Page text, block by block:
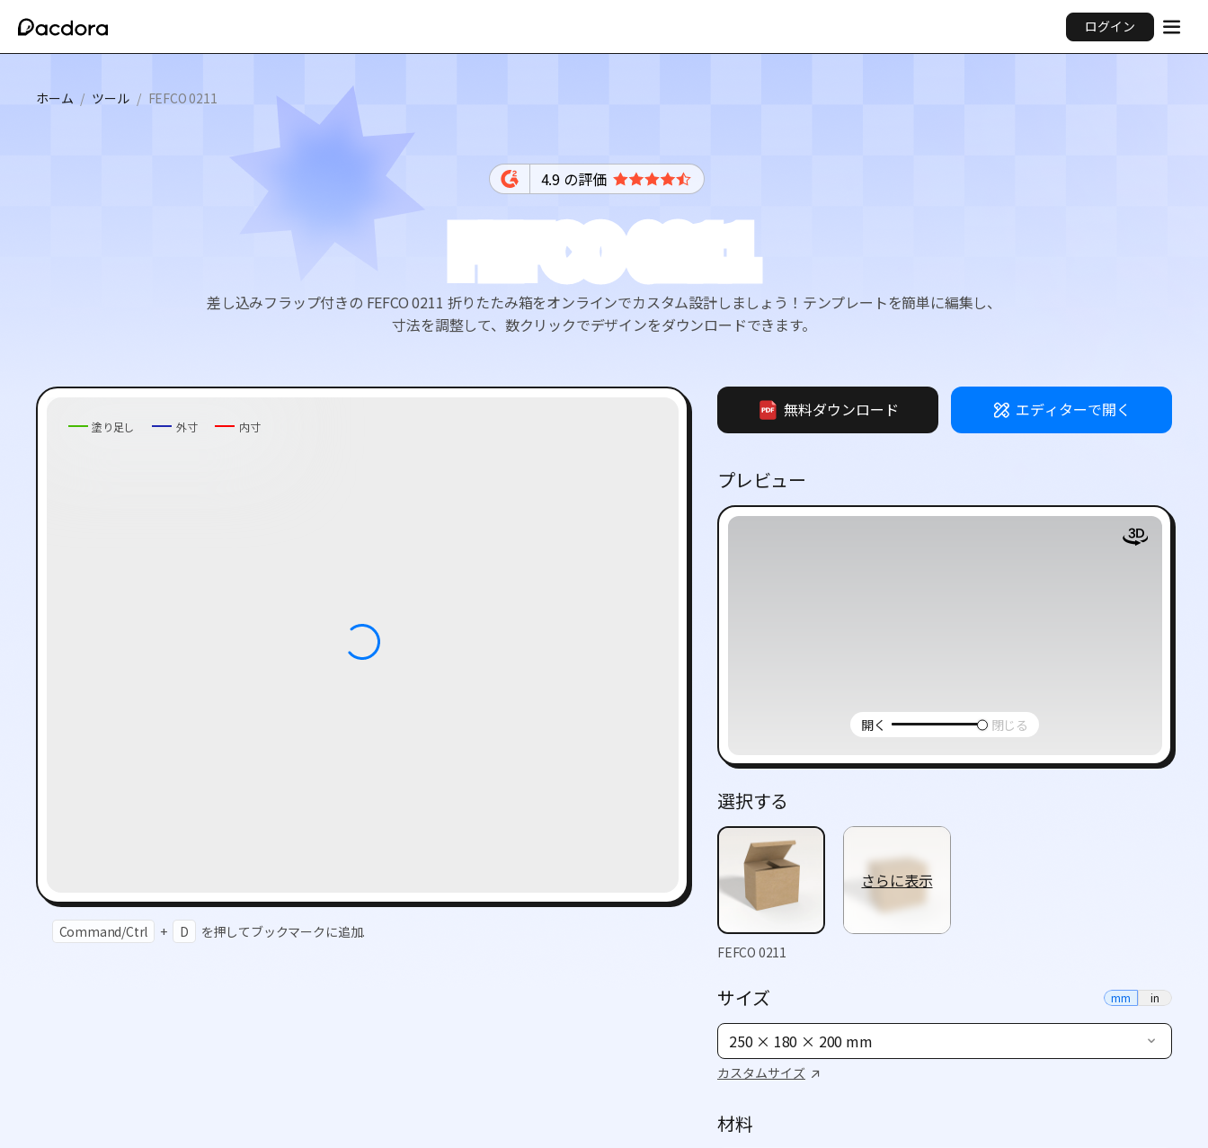
ログイン
ホーム / ツール / FEFCO 0211
4.9 の評価
FEFCO 0211
差し込みフラップ付きの FEFCO 0211 折りたたみ箱をオンラインでカスタム設計しましょう！テンプレートを簡単に編集し、
寸法を調整して、数クリックでデザインをダウンロードできます。
塗り足し 外寸 内寸
Command/Ctrl + D を押してブックマークに追加.
無料ダウンロード エディターで開く
プレビュー
開く 閉じる
選択する
FEFCO 0211
さらに表示
サイズ mm in
250 × 180 × 200 mm
カスタムサイズ
材料